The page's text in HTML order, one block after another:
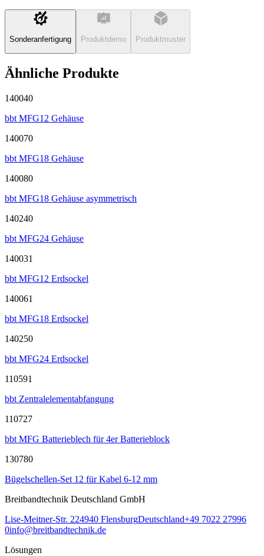
Sonderanfertigung Produktdemo Produktmuster
Ähnliche Produkte
140040
bbt MFG12 Gehäuse
140070
bbt MFG18 Gehäuse
140080
bbt MFG18 Gehäuse asymmetrisch
140240
bbt MFG24 Gehäuse
140031
bbt MFG12 Erdsockel
140061
bbt MFG18 Erdsockel
140250
bbt MFG24 Erdsockel
110591
bbt Zentralelementabfangung
110727
bbt MFG Batterieblech für 4er Batterieblock
130780
Bügelschellen-Set 12 für Kabel 6-12 mm
Breitbandtechnik Deutschland GmbH
Lise-Meitner-Str. 224940 FlensburgDeutschland+49 7022 27996
0info@breitbandtechnik.de
Lösungen